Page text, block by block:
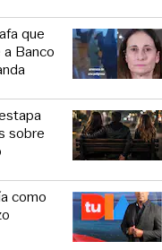
que
Banco
sobre
como